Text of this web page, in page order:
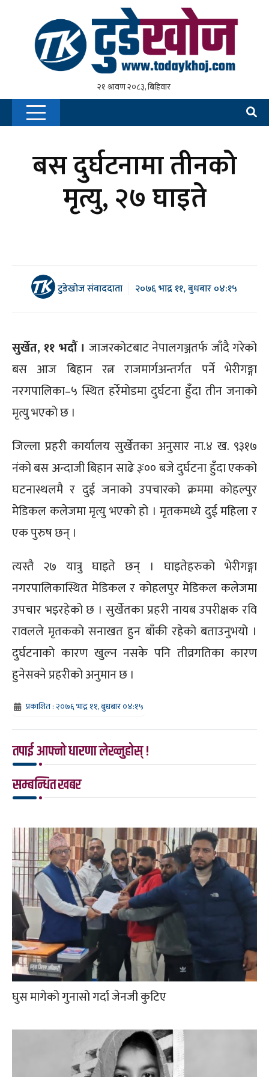
बस दुर्घटनामा तीनको
मृत्यु, २७ घाइते
टुडेखोज संवाददाता २०७६ भाद्र ११, बुधबार ०४:१५
सुर्खेत, ११ भदौं ।जाजरकोटबाट नेपालगञ्जतर्फ जाँदै गरेको
बस आज बिहान रत्न राजमार्गअन्तर्गत पर्ने भेरीगङ्गा
नरगपालिका–५ स्थित हर्रेमोडमा दुर्घटना हुँदा तीन जनाको
मृत्यु भएको छ ।
जिल्ला प्रहरी कार्यालय सुर्खेतका अनुसार ना.४ ख. ९३१७
नंको बस अन्दाजी बिहान साढे ३ः०० बजे दुर्घटना हुँदा एकको
घटनास्थलमै र दुई जनाको उपचारको क्रममा कोहल्पुर
मेडिकल कलेजमा मृत्यु भएको हो । मृतकमध्ये दुई महिला र
एक पुरुष छन् ।
त्यस्तै २७ यात्रु घाइते छन् । घाइतेहरुको भेरीगङ्गा
नगरपालिकास्थित मेडिकल र कोहलपुर मेडिकल कलेजमा
उपचार भइरहेको छ । सुर्खेतका प्रहरी नायब उपरीक्षक रवि
रावलले मृतकको सनाखत हुन बाँकी रहेको बताउनुभयो ।
दुर्घटनाको कारण खुल्न नसके पनि तीव्रगतिका कारण
हुनेसक्ने प्रहरीको अनुमान छ ।
प्रकाशित : २०७६ भाद्र ११, बुधबार ०४:१५
तपाई आफ्नो धारणा लेख्नुहोस् !
सम्बन्धित खबर
घुस मागेको गुनासो गर्दा जेनजी कुटिए